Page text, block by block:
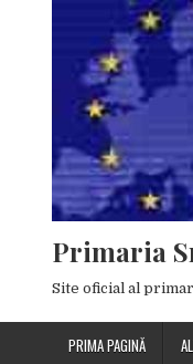
Primaria
Site oficial al
PRIMA PAGINĂ